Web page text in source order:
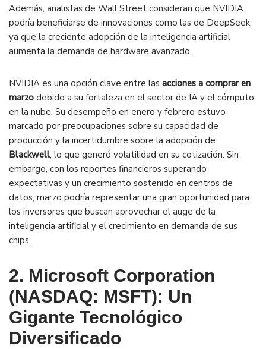
Además, analistas de Wall Street consideran que NVIDIA
podría beneficiarse de innovaciones como las de DeepSeek,
ya que la creciente adopción de la inteligencia artificial
aumenta la demanda de hardware avanzado.
NVIDIA es una opción clave entre las acciones a comprar en
marzo debido a su fortaleza en el sector de IA y el cómputo
en la nube. Su desempeño en enero y febrero estuvo
marcado por preocupaciones sobre su capacidad de
producción y la incertidumbre sobre la adopción de
Blackwell, lo que generó volatilidad en su cotización. Sin
embargo, con los reportes financieros superando
expectativas y un crecimiento sostenido en centros de
datos, marzo podría representar una gran oportunidad para
los inversores que buscan aprovechar el auge de la
inteligencia artificial y el crecimiento en demanda de sus
chips.
2. Microsoft Corporation
(NASDAQ: MSFT): Un
Gigante Tecnológico
Diversificado